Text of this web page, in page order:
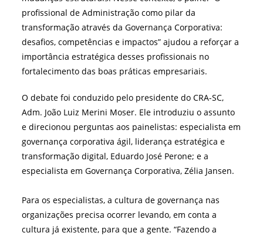
profissional de Administração como pilar da
transformação através da Governança Corporativa:
desafios, competências e impactos” ajudou a reforçar a
importância estratégica desses profissionais no
fortalecimento das boas práticas empresariais.
O debate foi conduzido pelo presidente do CRA-SC,
Adm. João Luiz Merini Moser. Ele introduziu o assunto
e direcionou perguntas aos painelistas: especialista em
governança corporativa ágil, liderança estratégica e
transformação digital, Eduardo José Perone; e a
especialista em Governança Corporativa, Zélia Jansen.
Para os especialistas, a cultura de governança nas
organizações precisa ocorrer levando, em conta a
cultura já existente, para que a gente. “Fazendo a